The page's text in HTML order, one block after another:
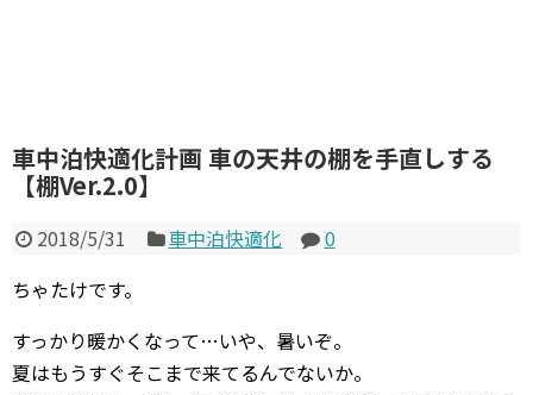
車中泊快適化計画 車の天井の棚を手直しする
【棚Ver.2.0】
2018/5/31 車中泊快適化
0
ちゃたけです。
すっかり暖かくなって…いや、暑いぞ。
夏はもうすぐそこまで来てるんでないか。